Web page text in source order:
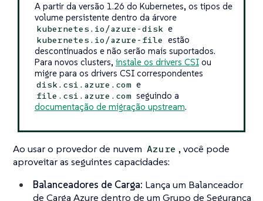
A partir da versão 1.26 do Kubernetes, os tipos de
volume persistente dentro da árvore
kubernetes.io/azure-disk e
kubernetes.io/azure-file estão
descontinuados e não serão mais suportados.
Para novos clusters, instale os drivers CSIou
migre para os drivers CSI correspondentes
disk.csi.azure.com e
file.csi.azure.com seguindo a
documentação de migração upstream.
Ao usar o provedor de nuvem Azure , você pode
aproveitar as seguintes capacidades:
Balanceadores de Carga: Lança um Balanceador
de Carga Azure dentro de um Grupo de Segurança